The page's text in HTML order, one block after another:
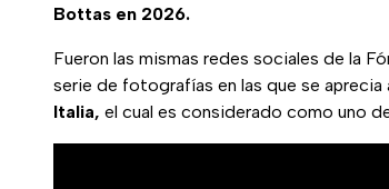
Bottas en 2026.
Fueron las mismas redes sociales de la
serie de fotografías en las que se aprecia
Italia, el cual es considerado como uno